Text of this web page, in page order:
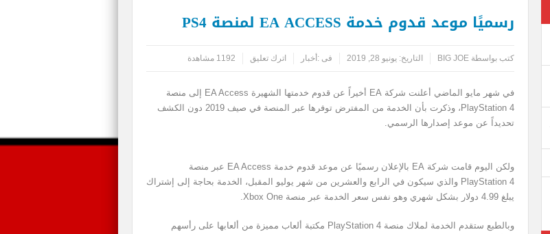
رسميًا موعد قدوم خدمة EA ACCESS لمنصة PS4
كتب بواسطة BIG JOE التاريخ: يونيو 28, 2019 فى : أخبار اترك تعليق 1192 مشاهدة
في شهر مايو الماضي أعلنت شركة EA أخيراً عن قدوم خدمتها الشهيرة EA Access إلى منصة
PlayStation 4، وذكرت بأن الخدمة من المفترض توفرها عبر المنصة في صيف 2019 دون الكشف
تحديداً عن موعد إصدارها الرسمي.
ولكن اليوم قامت شركة EA بالإعلان رسميًا عن موعد قدوم خدمة EA Access عبر منصة
PlayStation 4 والذي سيكون في الرابع والعشرين من شهر يوليو المقبل، الخدمة بحاجة إلى إشتراك
يبلغ 4.99 دولار بشكل شهري وهو نفس سعر الخدمة عبر منصة Xbox One.
وبالطبع ستقدم الخدمة لملاك منصة PlayStation 4 مكتبة ألعاب مميزة من ألعابها على رأسهم